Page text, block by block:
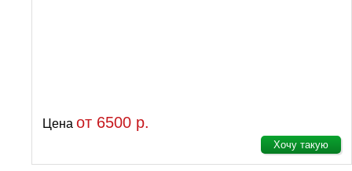
Цена от 6500 р.
Хочу такую